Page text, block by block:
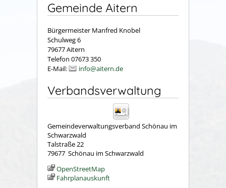
Gemeinde Aitern
Bürgermeister Manfred Knobel
Schulweg 6
79677 Aitern
Telefon 07673 350
E-Mail:
info@aitern.de
Verbandsverwaltung
Gemeindeverwaltungsverband Schönau im
Schwarzwald
Talstraße 22
79677 Schönau im Schwarzwald
OpenStreetMap
Fahrplanauskunft